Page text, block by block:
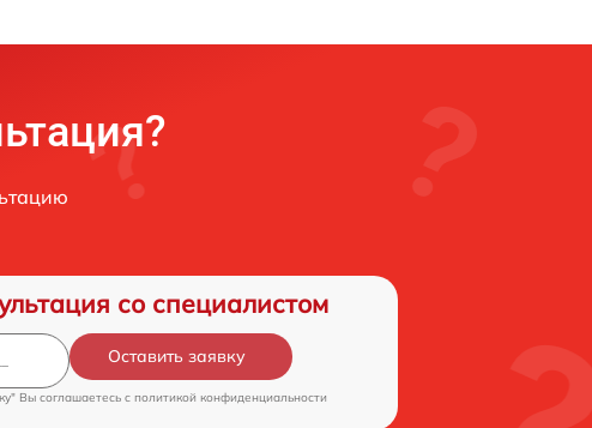
со специалистом
Оставить заявку
Вы соглашаетесь c политикой конфиденциальности